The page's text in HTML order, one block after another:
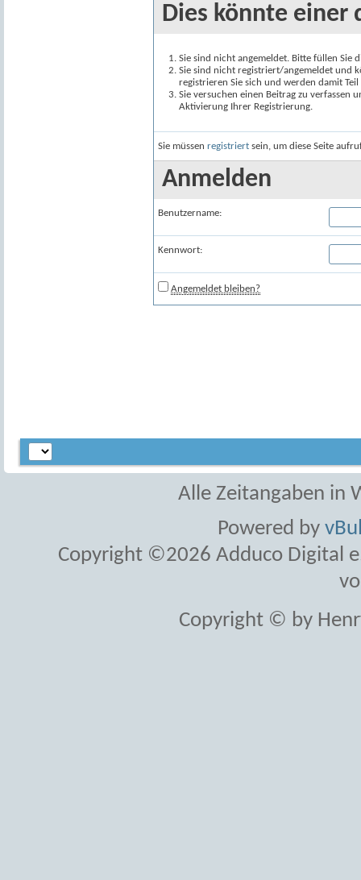
Dies könnte einer
Sie sind nicht angemeldet. Bitte füllen Sie
Sie sind nicht registriert/angemeldet und
registrieren Sie sich und werden damit
Sie versuchen einen Beitrag zu verfassen
Aktivierung Ihrer Registrierung.
Sie müssen registriert sein, um diese Seite
Anmelden
Benutzername:
Kennwort:
Angemeldet bleiben?
Alle Zeitangaben in
Powered by
Copyright ©2026 Adduco Digital
Copyright © by